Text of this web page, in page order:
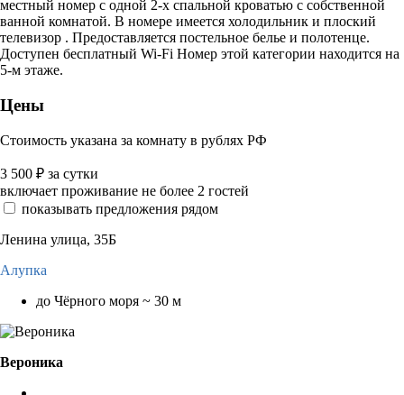
местный номер с одной 2-х спальной кроватью с собственной
ванной комнатой. В номере имеется холодильник и плоский
телевизор . Предоставляется постельное белье и полотенце.
Доступен бесплатный Wi-Fi Номер этой категории находится на
5-м этаже.
Цены
Стоимость указана за комнату в рублях РФ
3 500 ₽ за сутки
включает проживание не более 2 гостей
показывать предложения рядом
Ленина улица, 35Б
Алупка
до Чёрного моря ~ 30 м
Вероника